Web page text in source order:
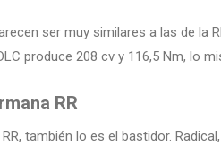
ser muy similares a las de la
produce 208 cv y ​​116,5 Nm, lo
RR
también lo es el bastidor.